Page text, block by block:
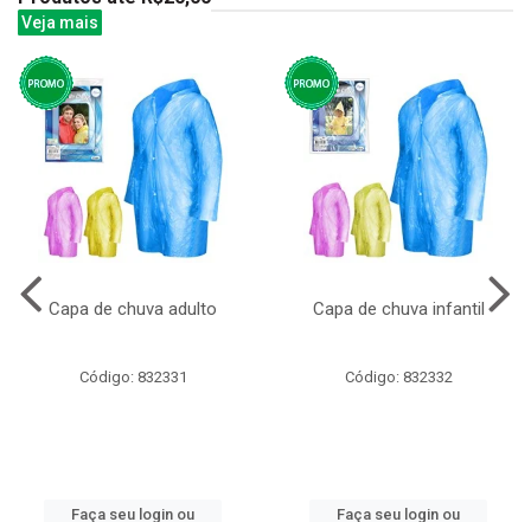
Veja mais
Capa de chuva adulto
Código: 832331
Faça seu login ou
Capa de chuva infantil
Código: 832332
Faça seu login ou